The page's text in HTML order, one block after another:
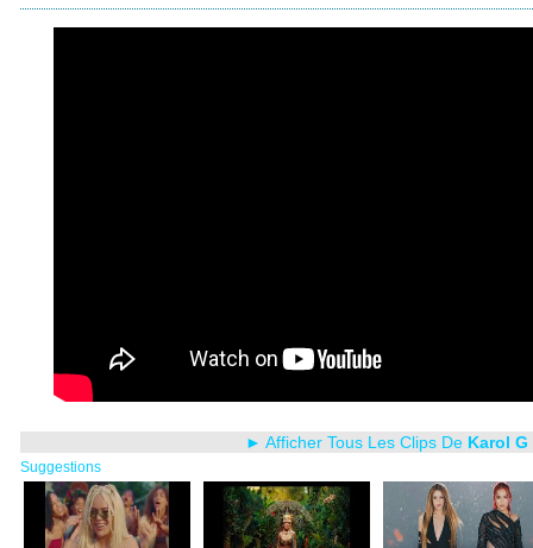
► Afficher Tous Les Clips De Karol G
Suggestions